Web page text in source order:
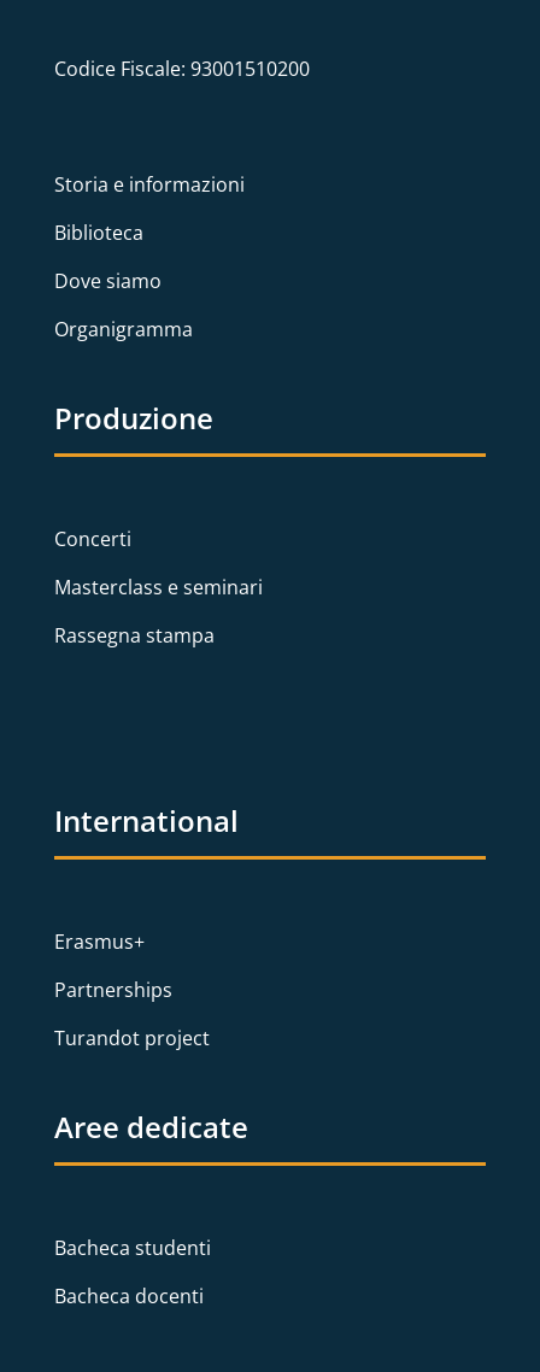
Codice Fiscale: 93001510200
Storia e informazioni
Biblioteca
Dove siamo
Organigramma
Produzione
Concerti
Masterclass e seminari
Rassegna stampa
International
Erasmus+
Partnerships
Turandot project
Aree dedicate
Bacheca studenti
Bacheca docenti